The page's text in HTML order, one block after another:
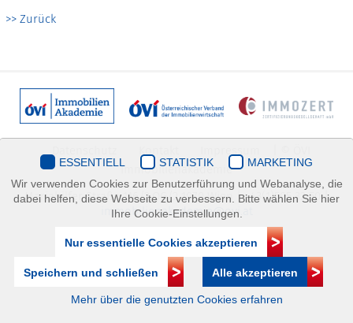
>> Zurück
Immobilienakademie
Mariahilfer Straße 116/2.OG/2 1070 Wien | +43(1)505 32 50 |
immobilienakademie@ovi.at
ESSENTIELL STATISTIK
MARKETING
Wir verwenden Cookies zur Benutzerführung und Webanalyse, die
dabei helfen, diese Webseite zu verbessern. Bitte wählen Sie hier
Ihre Cookie-Einstellungen.
Nur essentielle Cookies akzeptieren
Speichern und schließen Alle akzeptieren
Mehr über die genutzten Cookies erfahren